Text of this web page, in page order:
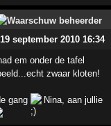
19 september 2010 16:34
em onder de tafel
zwaar kloten!
gang
Nina, aan jullie